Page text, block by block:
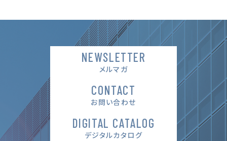
NEWSLETTER
メルマガ
CONTACT
お問い合わせ
DIGITAL CATALOG
デジタルカタログ